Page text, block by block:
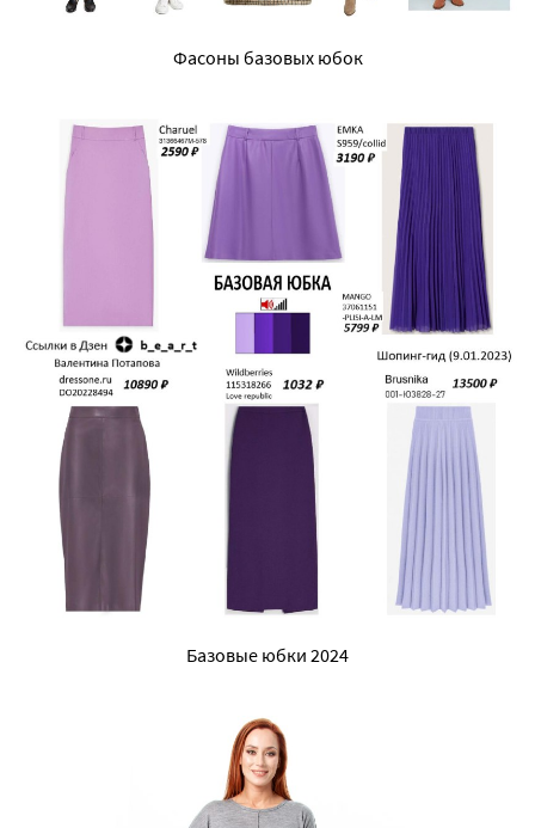
Фасоны базовых юбок
Базовые юбки 2024